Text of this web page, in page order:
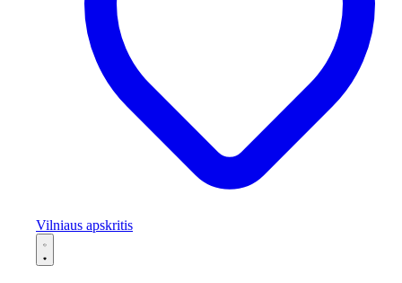
Vilniaus apskritis